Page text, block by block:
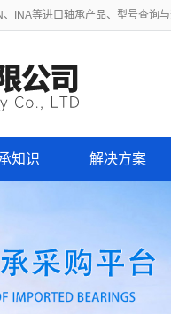
INA等进口轴承产品、型号查询与
知识 解决方案